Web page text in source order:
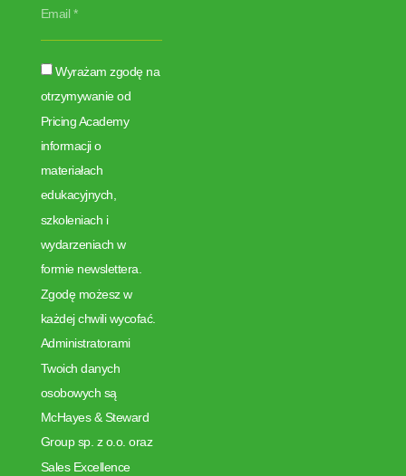
Wyrażam zgodę na
otrzymywanie od
Pricing Academy
informacji o
materiałach
edukacyjnych,
szkoleniach i
wydarzeniach w
formie newslettera.
Zgodę możesz w
każdej chwili wycofać.
Administratorami
Twoich danych
osobowych są
McHayes & Steward
Group sp. z o.o. oraz
Sales Excellence